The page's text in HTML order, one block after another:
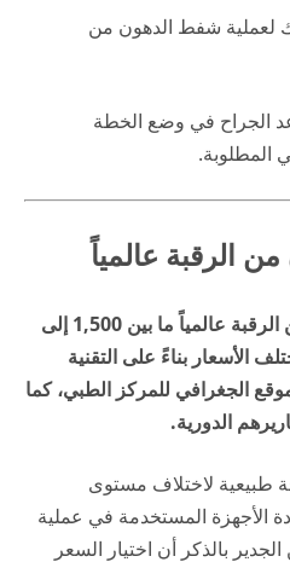
لعملية شفط الدهون من
الجراح في وضع الخطة
المطلوبة.
الرقبة عالمياً
تتراوح تكلفة شفط الدهون من الرقبة عالمياً ما بين 1,500 إلى
تختلف الأسعار بناءً على التقنية
الجغرافي للمركز الطبي، كما
الدورية.
طبيعية لاختلاف مستوى
الأجهزة المستخدمة في عملية
بالذكر أن اختيار السعر